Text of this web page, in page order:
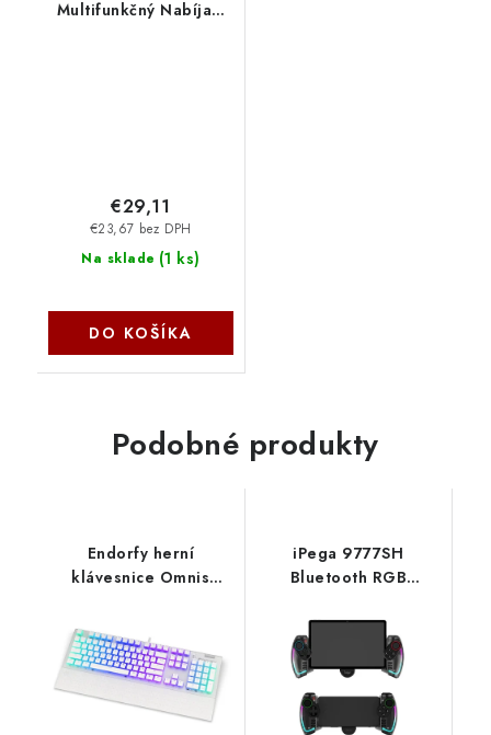
Multifunkčný Nabíjací
Na sklade (1 ks)
€23,67 bez DPH
€29,11
DO KOŠÍKA
Podobné produkty
Endorfy herní
klávesnice Omnis
RGB /USB/ brown
switch / drátová /
mechanická / US
layout / bílá RGB
EY5A035 SilentiumPC
iPega 9777SH
Bluetooth RGB
Android/iOS/PS3/PC/N-
Switch 6974363711931
NoName